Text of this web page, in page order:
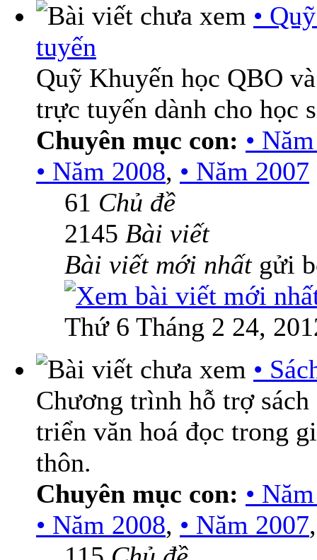
•
tuyến
Quỹ Khuyến học QBO
trực tuyến dành cho học
Chuyên mục con: •
• Năm 2008, • Năm 2007
61 Chủ đề
2145 Bài viết
Bài viết mới nhấtgửi
Thứ 6 Tháng 2 24,
•
Chương trình hỗ trợ
triển văn hoá đọc trong
thôn.
Chuyên mục con: •
• Năm 2008, • Năm 2007